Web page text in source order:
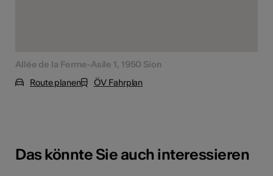
Allée de la Ferme-Asile 1, 1950 Sion
Route planen
ÖV Fahrplan
Das könnte Sie auch interessieren